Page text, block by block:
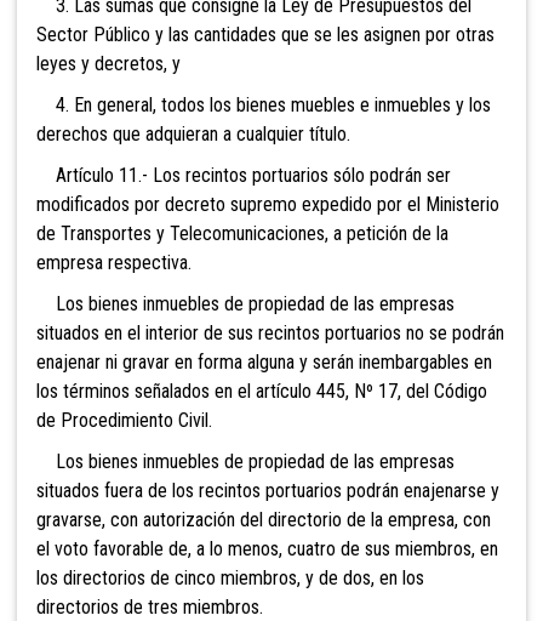
3. Las sumas que consigne la Ley de Presupuestos del
Sector Público y las cantidades que se les asignen por otras
leyes y decretos, y
4. En general, todos los bienes muebles e inmuebles y los
derechos que adquieran a cualquier título.
Artículo 11.- Los recintos portuarios sólo podrán ser
modificados por decreto supremo expedido por el Ministerio
de Transportes y Telecomunicaciones, a petición de la
empresa respectiva.
Los bienes inmuebles de propiedad de las empresas
situados en el interior de sus recintos portuarios no se podrán
enajenar ni gravar en forma alguna y serán inembargables en
los términos señalados en el artículo 445, Nº 17, del Código
de Procedimiento Civil.
Los bienes inmuebles de propiedad de las empresas
situados fuera de los recintos portuarios podrán enajenarse y
gravarse, con autorización del directorio de la empresa, con
el voto favorable de, a lo menos, cuatro de sus miembros, en
los directorios de cinco miembros, y de dos, en los
directorios de tres miembros.